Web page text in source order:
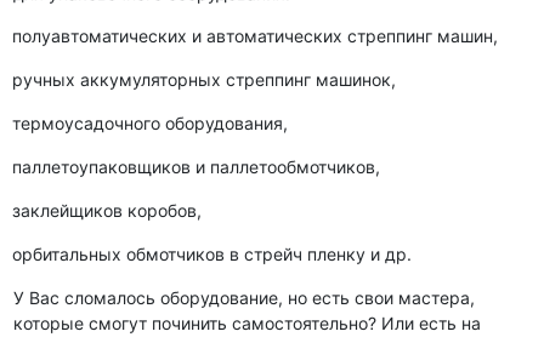
полуавтоматических и автоматических стреппинг машин,
ручных аккумуляторных стреппинг машинок,
термоусадочного оборудования,
паллетоупаковщиков и паллетообмотчиков,
заклейщиков коробов,
орбитальных обмотчиков в стрейч пленку и др.
У Вас сломалось оборудование, но есть свои мастера,
которые смогут починить самостоятельно? Или есть на